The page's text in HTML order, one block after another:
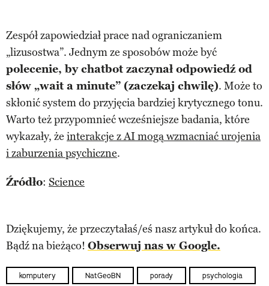
Zespół zapowiedział prace nad ograniczaniem
„lizusostwa”. Jednym ze sposobów może być
polecenie, by chatbot zaczynał odpowiedź od
słów „wait a minute” (zaczekaj chwilę). Może to
skłonić system do przyjęcia bardziej krytycznego tonu.
Warto też przypomnieć wcześniejsze badania, które
wykazały, że interakcje z AI mogą wzmacniać urojenia
i zaburzenia psychiczne.
Źródło: Science
Dziękujemy, że przeczytałaś/eś nasz artykuł do końca.
Bądź na bieżąco! Obserwuj nas w Google.
komputery NatGeoBN porady psychologia